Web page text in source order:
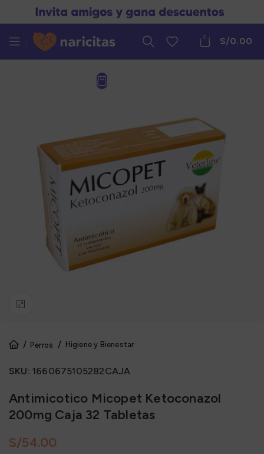
0 S/0.00
Perros Higiene y Bienestar
SKU: 1660675105282CAJA
Antimicotico Micopet Ketoconazol
200mg Caja 32 Tabletas
S/